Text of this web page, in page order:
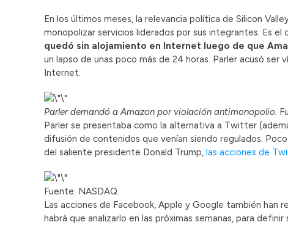
En los últimos meses, la relevancia política de Silicon
monopolizar servicios liderados por sus integrantes. Es el
quedó sin alojamiento en Internet luego de que
un lapso de unas poco más de 24 horas. Parler acusó
Internet.
Parler demandó a Amazon por violación antimonopolio.
Parler se presentaba como la alternativa a Twitter
difusión de contenidos que venían siendo regulados.
del saliente presidente Donald Trump, las acciones de
Fuente: NASDAQ.
Las acciones de Facebook, Apple y Google también han
habrá que analizarlo en las próximas semanas, para